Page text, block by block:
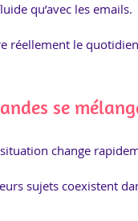
qu’avec les emails.
réellement le
se
change
sujets coexistent